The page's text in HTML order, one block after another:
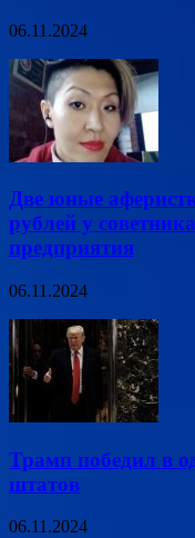
06.11.2024
Две юные
рублей у
предприятия
06.11.2024
Трамп победил в
штатов
06.11.2024